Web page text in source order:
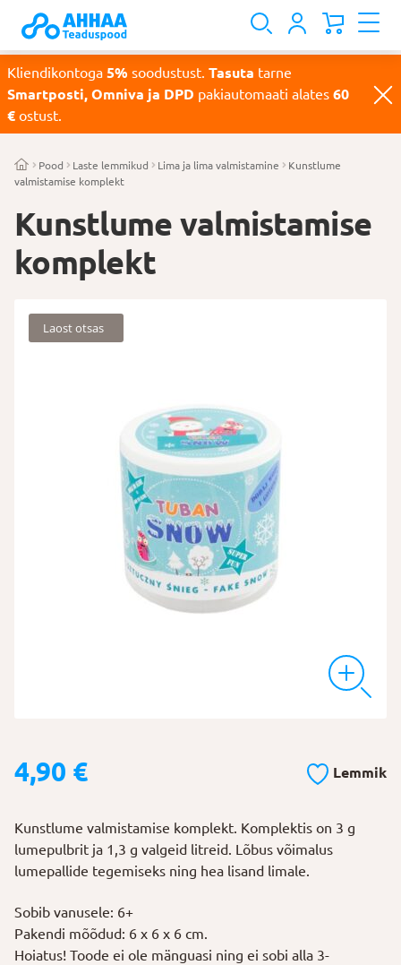
Kliendikontoga 5% soodustust. Tasuta tarne
Smartposti, Omniva ja DPD pakiautomaati alates 60
€ ostust.
Pood Laste lemmikud Lima ja lima valmistamine
Kunstlume
valmistamise komplekt
Kunstlume valmistamise
komplekt
Laost otsas
4,90 € Lemmik
Kunstlume valmistamise komplekt. Komplektis on 3 g
lumepulbrit ja 1,3 g valgeid litreid. Lõbus võimalus
lumepallide tegemiseks ning hea lisand limale.
Sobib vanusele: 6+
Pakendi mõõdud: 6 x 6 x 6 cm.
Hoiatus! Toode ei ole mänguasi ning ei sobi alla 3-